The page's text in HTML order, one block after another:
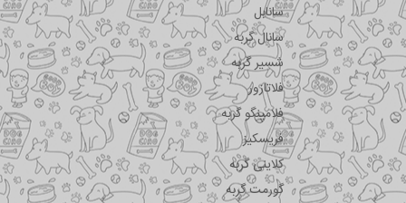
سانابل
سانال گربه
شسیر گربه
فلاتازور
فلامینگو گربه
فریسکیز
کلاینی گربه
گورمت گربه